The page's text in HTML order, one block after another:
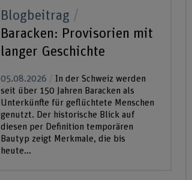
Blogbeitrag
Baracken: Provisorien mit
langer Geschichte
05.08.2026
In der Schweiz werden
seit über 150 Jahren Baracken als
Unterkünfte für geflüchtete Menschen
genutzt. Der historische Blick auf
diesen per Definition temporären
Bautyp zeigt Merkmale, die bis
heute...